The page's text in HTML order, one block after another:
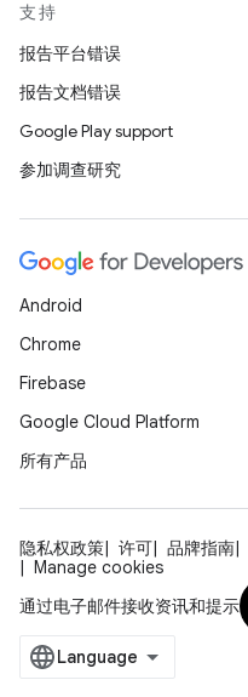
支持
报告平台错误
报告文档错误
Google Play support
参加调查研究
Android
Chrome
Firebase
Google Cloud Platform
所有产品
隐私权政策 许可 品牌指南
Manage cookies
通过电子邮件接收资讯和提示